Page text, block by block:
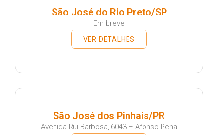
São José do Rio Preto/SP
Em breve
VER DETALHES
São José dos Pinhais/PR
Avenida Rui Barbosa, 6043 – Afonso Pena